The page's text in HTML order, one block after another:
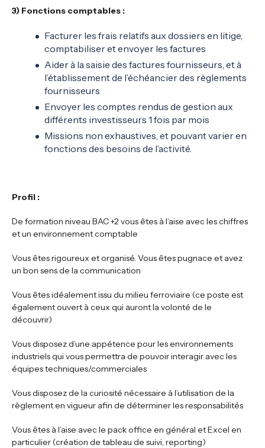
3) Fonctions comptables :
Facturer les frais relatifs aux dossiers en litige,
comptabiliser et envoyer les factures
Aider à la saisie des factures fournisseurs, et à
l’établissement de l’échéancier des règlements
fournisseurs
Envoyer les comptes rendus de gestion aux
différents investisseurs 1 fois par mois
Missions non exhaustives, et pouvant varier en
fonctions des besoins de l’activité.
Profil :
De formation niveau BAC +2 vous êtes à l’aise avec les chiffres
et un environnement comptable
Vous êtes rigoureux et organisé. Vous êtes pugnace et avez
un bon sens de la communication
Vous êtes idéalement issu du milieu ferroviaire (ce poste est
également ouvert à ceux qui auront la volonté de le
découvrir)
Vous disposez d’une appétence pour les environnements
industriels qui vous permettra de pouvoir interagir avec les
équipes techniques/commerciales
Vous disposez de la curiosité nécessaire à l’utilisation de la
règlement en vigueur afin de déterminer les responsabilités
Vous êtes à l’aise avec le pack office en général et Excel en
particulier (création de tableau de suivi, reporting)